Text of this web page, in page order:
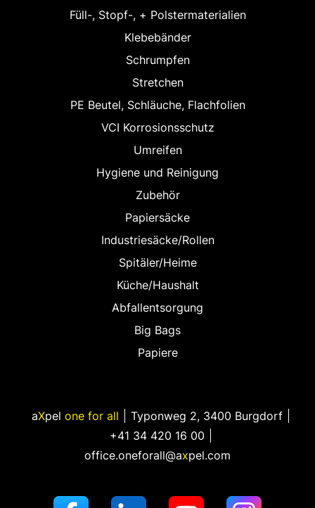
Füll-, Stopf-, + Polstermaterialien
Klebebänder
Schrumpfen
Stretchen
PE Beutel, Schläuche, Flachfolien
VCI Korrosionsschutz
Umreifen
Hygiene und Reinigung
Zubehör
Papiersäcke
Industriesäcke/Rollen
Spitäler/Heime
Küche/Haushalt
Abfallentsorgung
Big Bags
Papiere
aXpel one for all Typonweg 2, 3400 Burgdorf
+41 34 420 16 00
office.oneforall@axpel.com